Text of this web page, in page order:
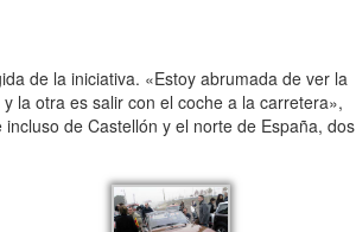
de la iniciativa. «Estoy abrumada de ver la
la otra es salir con el coche a la carretera»,
de Castellón y el norte de España, dos